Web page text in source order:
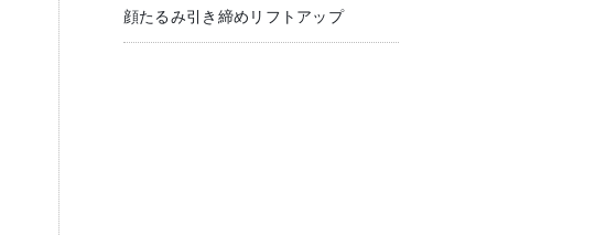
顔たるみ引き締めリフトアップ